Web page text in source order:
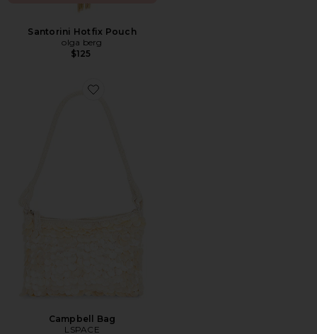
Santorini Hotfix Pouch
olga berg
$125
Favorite Campbell Bag
Campbell Bag
LSPACE